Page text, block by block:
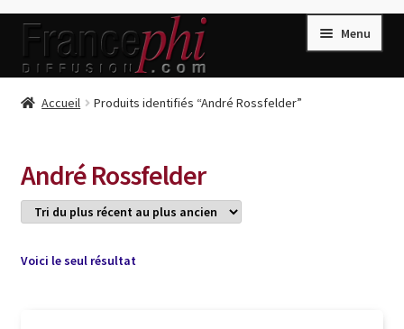
Aller
la
Aller
contenu
Menu
Accueil
Conditions de Vente
Connection
Accueil Produits identifiés “André Rossfelder”
André Rossfelder
Voici le seul résultat